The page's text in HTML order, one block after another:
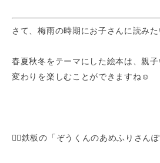
さて、梅雨の時期にお子さんに読み
春夏秋冬をテーマにした絵本は、親
変わりを楽しむことができますね☺️
👇🏻鉄板の「ぞうくんのあめふりさんぽ